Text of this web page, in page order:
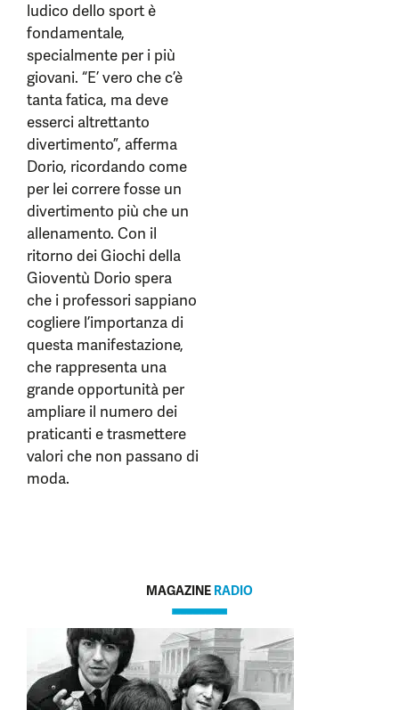
ludico dello sport è
fondamentale,
specialmente per i più
giovani. “E’ vero che c’è
tanta fatica, ma deve
esserci altrettanto
divertimento”, afferma
Dorio, ricordando come
per lei correre fosse un
divertimento più che un
allenamento. Con il
ritorno dei Giochi della
Gioventù Dorio spera
che i professori sappiano
cogliere l’importanza di
questa manifestazione,
che rappresenta una
grande opportunità per
ampliare il numero dei
praticanti e trasmettere
valori che non passano di
moda.
MAGAZINE RADIO